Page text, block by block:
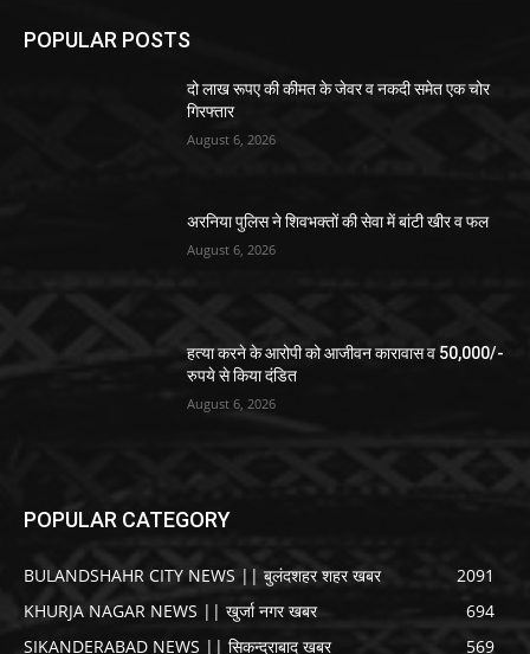
POPULAR POSTS
दो लाख रूपए की कीमत के जेवर व नकदी समेत एक चोर
गिरफ्तार
August 6, 2026
अरनिया पुलिस ने शिवभक्तों की सेवा में बांटी खीर व फल
August 6, 2026
हत्या करने के आरोपी को आजीवन कारावास व 50,000/-
रुपये से किया दंडित
August 6, 2026
POPULAR CATEGORY
BULANDSHAHR CITY NEWS || बुलंदशहर शहर खबर
2091
KHURJA NAGAR NEWS || खुर्जा नगर खबर
694
SIKANDERABAD NEWS || सिकन्द्राबाद खबर
569